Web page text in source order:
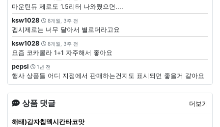
마운틴듀 제로도 1.5리터 나와줬으면....
ksw1028
8개월, 3주 전
펩시제로는 너무 달아서 별로더라고요
ksw1028
8개월, 3주 전
요즘 코카콜라 1+1 자주해서 좋아요
pepsi
1년 전
행사 상품들 어디 지점에서 판매하는건지도 표시되면 좋을거 같아요
상품 댓글 더보기
해태)감자칩멕시칸타코맛